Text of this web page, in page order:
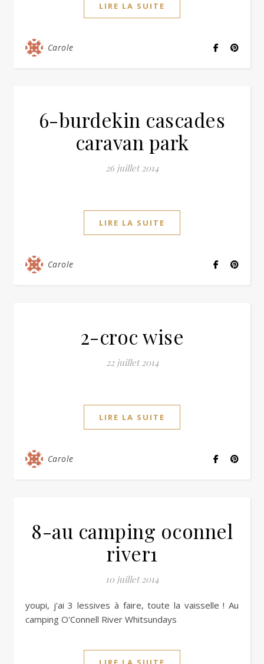
LIRE LA SUITE
Carole
6-burdekin cascades
caravan park
26 juillet 2014
LIRE LA SUITE
Carole
2-croc wise
22 juillet 2014
LIRE LA SUITE
Carole
8-au camping oconnel
river1
10 juillet 2014
youpi, j'ai 3 lessives à faire, toute la vaisselle ! Au
camping O'Connell River Whitsundays